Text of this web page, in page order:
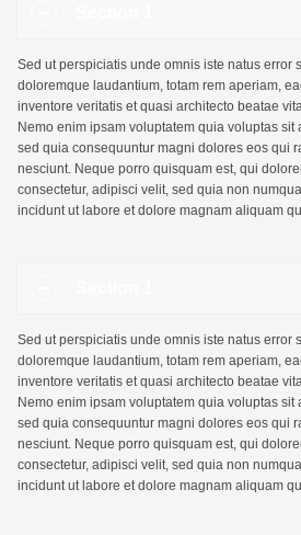
Sed ut perspiciatis unde omnis iste natus error
doloremque laudantium, totam rem aperiam,
inventore veritatis et quasi architecto beatae
Nemo enim ipsam voluptatem quia voluptas sit
sed quia consequuntur magni dolores eos qui
nesciunt. Neque porro quisquam est, qui
consectetur, adipisci velit, sed quia non
incidunt ut labore et dolore magnam aliquam
Sed ut perspiciatis unde omnis iste natus error
doloremque laudantium, totam rem aperiam,
inventore veritatis et quasi architecto beatae
Nemo enim ipsam voluptatem quia voluptas sit
sed quia consequuntur magni dolores eos qui
nesciunt. Neque porro quisquam est, qui
consectetur, adipisci velit, sed quia non
incidunt ut labore et dolore magnam aliquam